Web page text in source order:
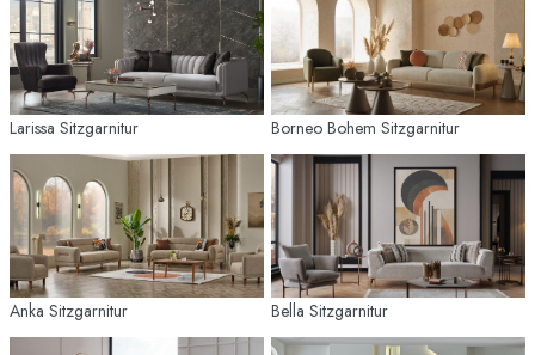
Larissa Sitzgarnitur Borneo Bohem Sitzgarnitur
Anka Sitzgarnitur Bella Sitzgarnitur